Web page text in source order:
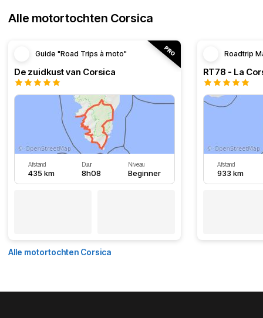
Alle motortochten Corsica
Guide "Road Trips à moto"
De zuidkust van Corsica
Afstand
435 km
Duur
8h08
Niveau
Beginner
Roadtrip
RT78 - La
Afstand
933 km
Alle motortochten Corsica